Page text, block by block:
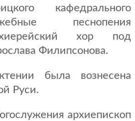
кафедрального
песнопения
хор под
Филипсонова.
была вознесена
Руси.
архиепископ